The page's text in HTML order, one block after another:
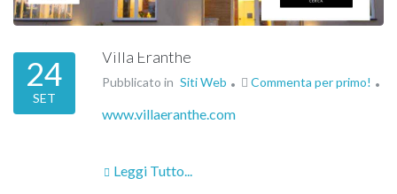
24
SET
Villa Eranthe
Pubblicato in Siti Web Commenta per primo!
www.villaeranthe.com
Leggi Tutto...